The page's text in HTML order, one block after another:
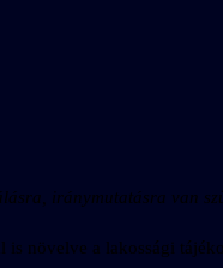
iránymutatásra van
növelve a lakossági